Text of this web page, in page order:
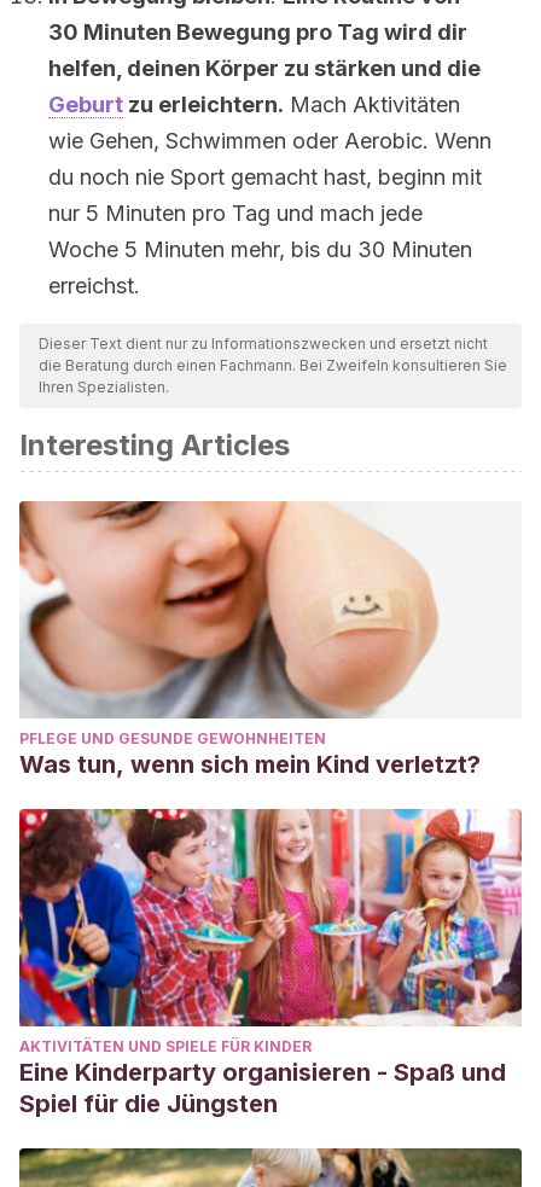
30 Minuten Bewegung pro Tag wird dir
helfen, deinen Körper zu stärken und die
Geburt zu erleichtern. Mach Aktivitäten
wie Gehen, Schwimmen oder Aerobic. Wenn
du noch nie Sport gemacht hast, beginn mit
nur 5 Minuten pro Tag und mach jede
Woche 5 Minuten mehr, bis du 30 Minuten
erreichst.
Dieser Text dient nur zu Informationszwecken und ersetzt nicht
die Beratung durch einen Fachmann. Bei Zweifeln konsultieren Sie
Ihren Spezialisten.
Interesting Articles
PFLEGE UND GESUNDE GEWOHNHEITEN
Was tun, wenn sich mein Kind verletzt?
AKTIVITÄTEN UND SPIELE FÜR KINDER
Eine Kinderparty organisieren - Spaß und
Spiel für die Jüngsten